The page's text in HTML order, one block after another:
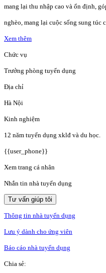
mang lại thu nhập cao và ổn định,
nghèo, mang lại cuộc sống sung túc
Xem thêm
Chức vụ
Trưởng phòng tuyển dụng
Địa chỉ
Hà Nội
Kinh nghiệm
12 năm tuyển dụng xklđ và du học.
{{user_phone}}
Xem trang cá nhân
Nhắn tin nhà tuyển dụng
Tư vấn giúp tôi
Thông tin nhà tuyển dụng
Lưu ý dành cho ứng viên
Báo cáo nhà tuyển dụng
Chia sẻ: